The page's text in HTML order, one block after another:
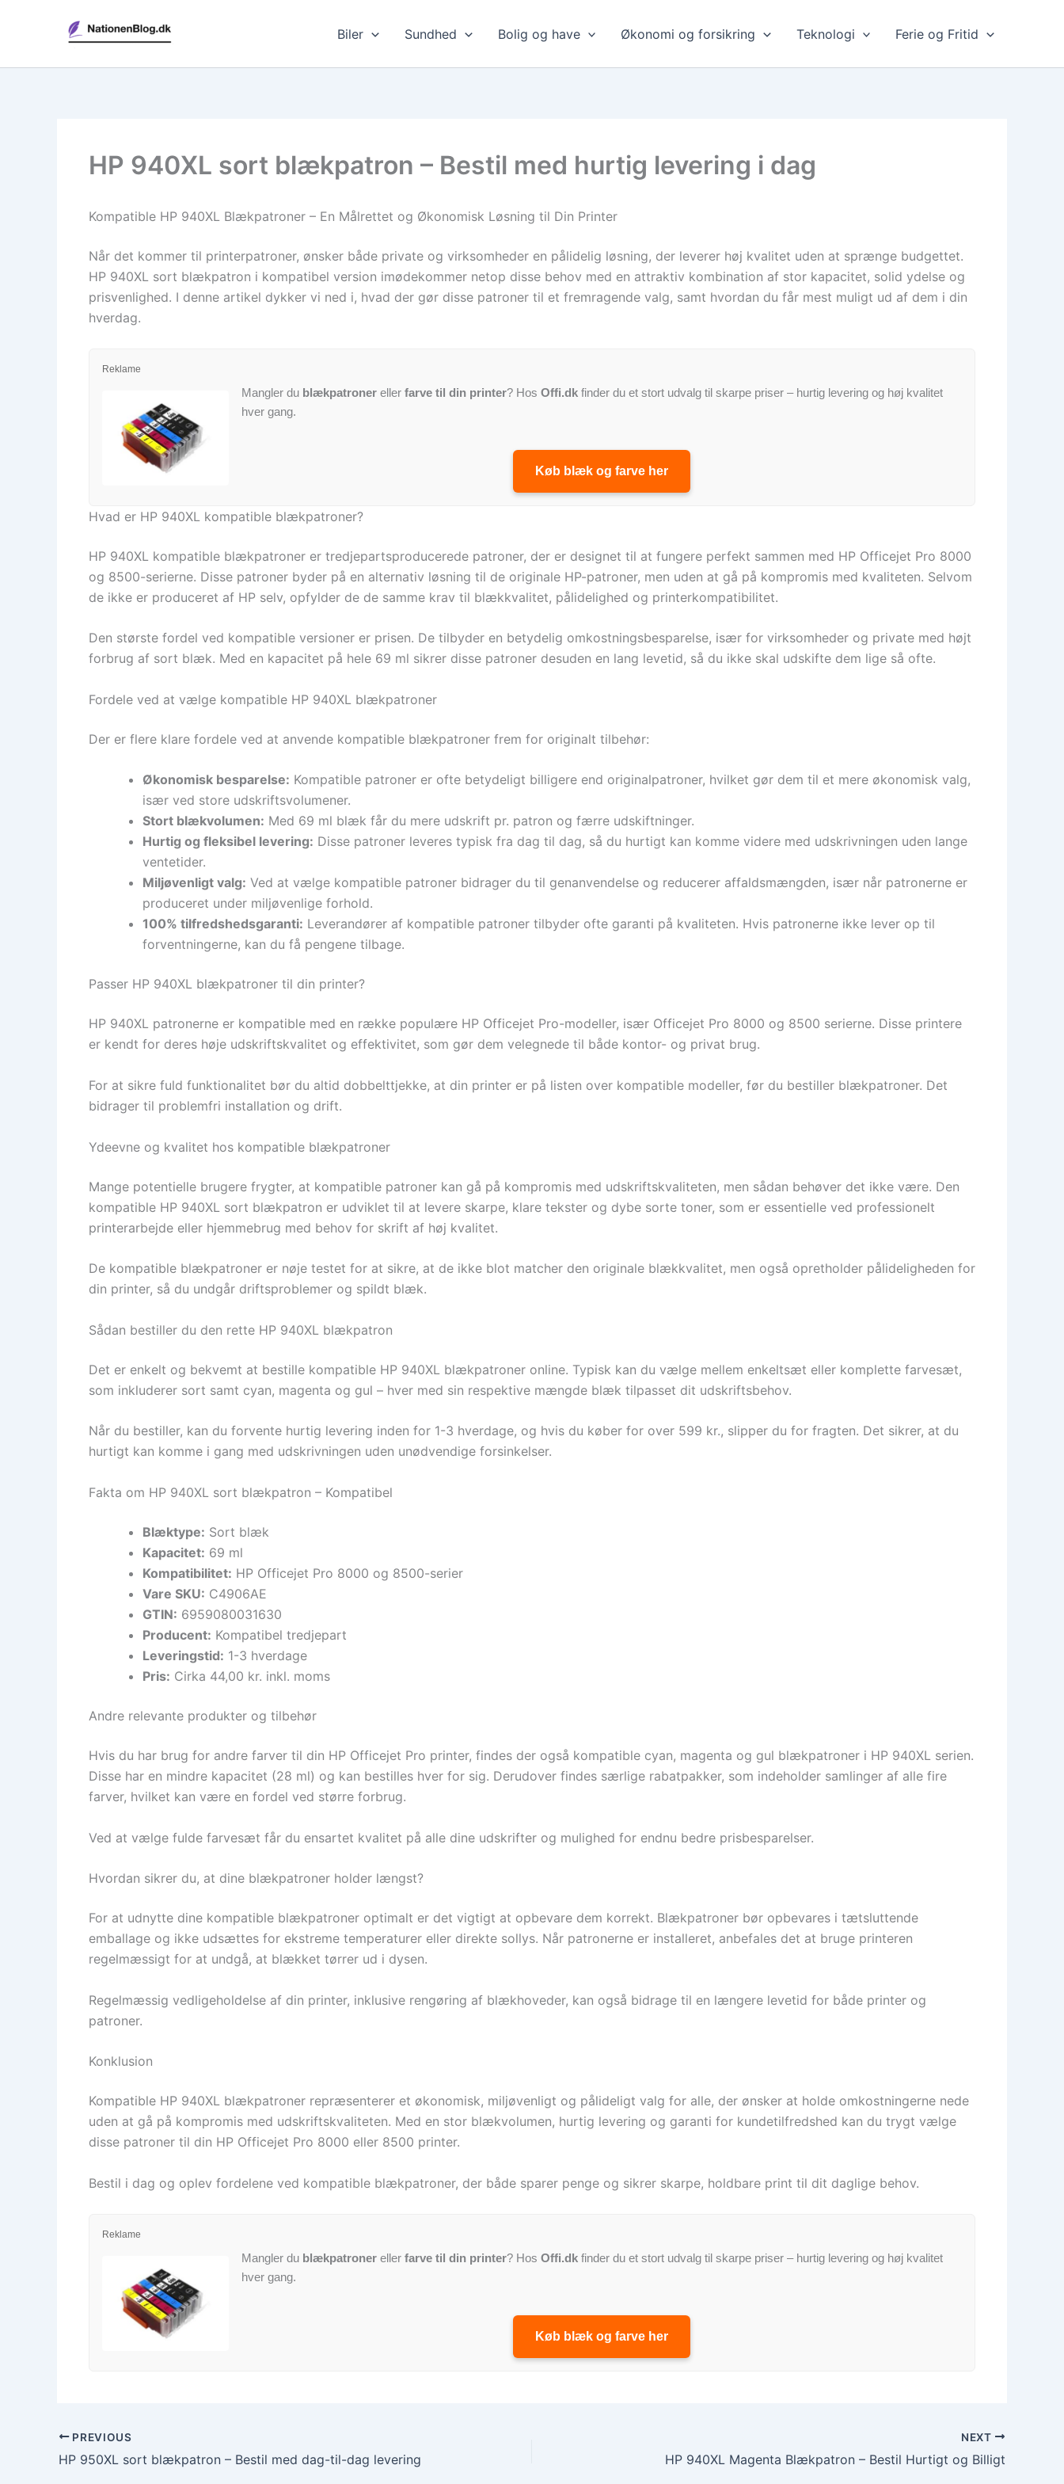
Biler Sundhed Bolig og have Økonomi og forsikring Teknologi Ferie og Fritid
HP 940XL sort blækpatron – Bestil med hurtig levering i dag
Kompatible HP 940XL Blækpatroner – En Målrettet og Økonomisk Løsning til Din Printer
Når det kommer til printerpatroner, ønsker både private og virksomheder en pålidelig løsning, der leverer høj kvalitet uden at sprænge budgettet.
HP 940XL sort blækpatron i kompatibel version imødekommer netop disse behov med en attraktiv kombination af stor kapacitet, solid ydelse og
prisvenlighed. I denne artikel dykker vi ned i, hvad der gør disse patroner til et fremragende valg, samt hvordan du får mest muligt ud af dem i din
hverdag.
Reklame
Mangler du blækpatroner eller farve til din printer? Hos Offi.dk finder du et stort udvalg til skarpe priser – hurtig levering og høj kvalitet
hver gang.
Køb blæk og farve her
Hvad er HP 940XL kompatible blækpatroner?
HP 940XL kompatible blækpatroner er tredjepartsproducerede patroner, der er designet til at fungere perfekt sammen med HP Officejet Pro 8000
og 8500-serierne. Disse patroner byder på en alternativ løsning til de originale HP-patroner, men uden at gå på kompromis med kvaliteten. Selvom
de ikke er produceret af HP selv, opfylder de de samme krav til blækkvalitet, pålidelighed og printerkompatibilitet.
Den største fordel ved kompatible versioner er prisen. De tilbyder en betydelig omkostningsbesparelse, især for virksomheder og private med højt
forbrug af sort blæk. Med en kapacitet på hele 69 ml sikrer disse patroner desuden en lang levetid, så du ikke skal udskifte dem lige så ofte.
Fordele ved at vælge kompatible HP 940XL blækpatroner
Der er flere klare fordele ved at anvende kompatible blækpatroner frem for originalt tilbehør:
Økonomisk besparelse: Kompatible patroner er ofte betydeligt billigere end originalpatroner, hvilket gør dem til et mere økonomisk valg,
især ved store udskriftsvolumener.
Stort blækvolumen: Med 69 ml blæk får du mere udskrift pr. patron og færre udskiftninger.
Hurtig og fleksibel levering: Disse patroner leveres typisk fra dag til dag, så du hurtigt kan komme videre med udskrivningen uden lange
ventetider.
Miljøvenligt valg: Ved at vælge kompatible patroner bidrager du til genanvendelse og reducerer affaldsmængden, især når patronerne er
produceret under miljøvenlige forhold.
100% tilfredshedsgaranti: Leverandører af kompatible patroner tilbyder ofte garanti på kvaliteten. Hvis patronerne ikke lever op til
forventningerne, kan du få pengene tilbage.
Passer HP 940XL blækpatroner til din printer?
HP 940XL patronerne er kompatible med en række populære HP Officejet Pro-modeller, især Officejet Pro 8000 og 8500 serierne. Disse printere
er kendt for deres høje udskriftskvalitet og effektivitet, som gør dem velegnede til både kontor- og privat brug.
For at sikre fuld funktionalitet bør du altid dobbelttjekke, at din printer er på listen over kompatible modeller, før du bestiller blækpatroner. Det
bidrager til problemfri installation og drift.
Ydeevne og kvalitet hos kompatible blækpatroner
Mange potentielle brugere frygter, at kompatible patroner kan gå på kompromis med udskriftskvaliteten, men sådan behøver det ikke være. Den
kompatible HP 940XL sort blækpatron er udviklet til at levere skarpe, klare tekster og dybe sorte toner, som er essentielle ved professionelt
printerarbejde eller hjemmebrug med behov for skrift af høj kvalitet.
De kompatible blækpatroner er nøje testet for at sikre, at de ikke blot matcher den originale blækkvalitet, men også opretholder pålideligheden for
din printer, så du undgår driftsproblemer og spildt blæk.
Sådan bestiller du den rette HP 940XL blækpatron
Det er enkelt og bekvemt at bestille kompatible HP 940XL blækpatroner online. Typisk kan du vælge mellem enkeltsæt eller komplette farvesæt,
som inkluderer sort samt cyan, magenta og gul – hver med sin respektive mængde blæk tilpasset dit udskriftsbehov.
Når du bestiller, kan du forvente hurtig levering inden for 1-3 hverdage, og hvis du køber for over 599 kr., slipper du for fragten. Det sikrer, at du
hurtigt kan komme i gang med udskrivningen uden unødvendige forsinkelser.
Fakta om HP 940XL sort blækpatron – Kompatibel
Blæktype: Sort blæk
Kapacitet: 69 ml
Kompatibilitet: HP Officejet Pro 8000 og 8500-serier
Vare SKU: C4906AE
GTIN: 6959080031630
Producent: Kompatibel tredjepart
Leveringstid: 1-3 hverdage
Pris: Cirka 44,00 kr. inkl. moms
Andre relevante produkter og tilbehør
Hvis du har brug for andre farver til din HP Officejet Pro printer, findes der også kompatible cyan, magenta og gul blækpatroner i HP 940XL serien.
Disse har en mindre kapacitet (28 ml) og kan bestilles hver for sig. Derudover findes særlige rabatpakker, som indeholder samlinger af alle fire
farver, hvilket kan være en fordel ved større forbrug.
Ved at vælge fulde farvesæt får du ensartet kvalitet på alle dine udskrifter og mulighed for endnu bedre prisbesparelser.
Hvordan sikrer du, at dine blækpatroner holder længst?
For at udnytte dine kompatible blækpatroner optimalt er det vigtigt at opbevare dem korrekt. Blækpatroner bør opbevares i tætsluttende
emballage og ikke udsættes for ekstreme temperaturer eller direkte sollys. Når patronerne er installeret, anbefales det at bruge printeren
regelmæssigt for at undgå, at blækket tørrer ud i dysen.
Regelmæssig vedligeholdelse af din printer, inklusive rengøring af blækhoveder, kan også bidrage til en længere levetid for både printer og
patroner.
Konklusion
Kompatible HP 940XL blækpatroner repræsenterer et økonomisk, miljøvenligt og pålideligt valg for alle, der ønsker at holde omkostningerne nede
uden at gå på kompromis med udskriftskvaliteten. Med en stor blækvolumen, hurtig levering og garanti for kundetilfredshed kan du trygt vælge
disse patroner til din HP Officejet Pro 8000 eller 8500 printer.
Bestil i dag og oplev fordelene ved kompatible blækpatroner, der både sparer penge og sikrer skarpe, holdbare print til dit daglige behov.
Reklame
Mangler du blækpatroner eller farve til din printer? Hos Offi.dk finder du et stort udvalg til skarpe priser – hurtig levering og høj kvalitet
hver gang.
Køb blæk og farve her
PREVIOUS
HP 950XL sort blækpatron – Bestil med dag-til-dag levering
NEXT
HP 940XL Magenta Blækpatron – Bestil Hurtigt og Billigt